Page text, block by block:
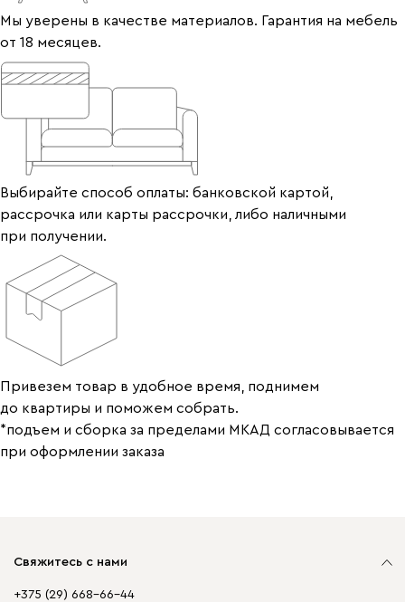
Мы уверены в качестве материалов. Гарантия на мебель
от 18 месяцев.
Выбирайте способ оплаты: банковской картой,
рассрочка или карты рассрочки, либо наличными
при получении.
Привезем товар в удобное время, поднимем
до квартиры и поможем собрать.
*подъем и сборка за пределами МКАД согласовывается
при оформлении заказа
Свяжитесь с нами
+375 (29) 668-66-44